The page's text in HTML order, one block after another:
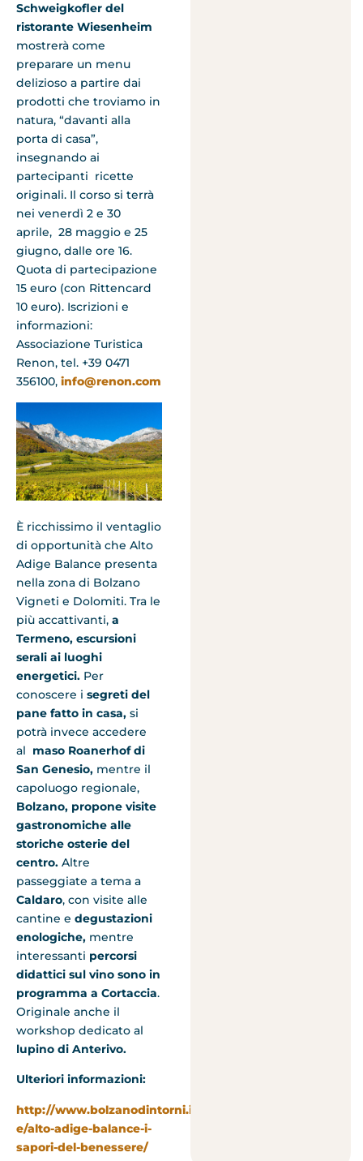
Schweigkofler del
ristorante Wiesenheim
mostrerà come
preparare un menu
delizioso a partire dai
prodotti che troviamo in
natura, “davanti alla
porta di casa”,
insegnando ai
partecipanti ricette
originali. Il corso si terrà
nei venerdì 2 e 30
aprile, 28 maggio e 25
giugno, dalle ore 16.
Quota di partecipazione
15 euro (con Rittencard
10 euro). Iscrizioni e
informazioni:
Associazione Turistica
Renon, tel. +39 0471
356100, info@renon.com
È ricchissimo il ventaglio
di opportunità che Alto
Adige Balance presenta
nella zona di Bolzano
Vigneti e Dolomiti. Tra le
più accattivanti, a
Termeno, escursioni
serali ai luoghi
energetici. Per
conoscere i segreti del
pane fatto in casa, si
potrà invece accedere
al maso Roanerhof di
San Genesio, mentre il
capoluogo regionale,
Bolzano, propone visite
gastronomiche alle
storiche osterie del
centro. Altre
passeggiate a tema a
Caldaro, con visite alle
cantine e degustazioni
enologiche, mentre
interessanti percorsi
didattici sul vino sono in
programma a Cortaccia.
Originale anche il
workshop dedicato al
lupino di Anterivo.
Ulteriori informazioni:
http://www.bolzanodintorni.info/it/vacanze-
e/alto-adige-balance-i-
sapori-del-benessere/